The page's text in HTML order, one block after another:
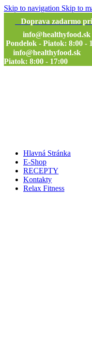
Skip to navigation Skip to
Doprava zadarmo
Pondelok - Piatok: 8:00 -
info@healthyfood.sk
Piatok: 8:00 - 17:00
Hlavná Stránka
E-Shop
RECEPTY
Kontakty
Relax Fitness